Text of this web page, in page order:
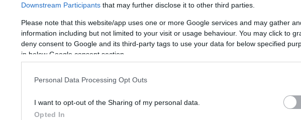
Downstream Participants that may further disclose it to other third parties.
Please note that this website/app uses one or more Google services and may gather
information including but not limited to your visit or usage behaviour. You may click to
deny consent to Google and its third-party tags to use your data for below specified
in below Google consent section.
Personal Data Processing Opt Outs
I want to opt-out of the Sharing of my personal data.
Opted In